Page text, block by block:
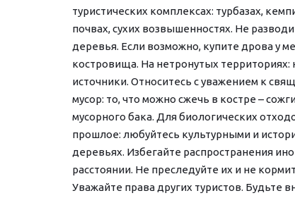
туристических комплексах: турбазах,
почвах, сухих возвышенностях. Не
деревья. Если возможно, купите дрова у
костровища. На нетронутых
источники. Относитесь с уважением к
мусор: то, что можно сжечь в костре –
мусорного бака. Для биологических
прошлое: любуйтесь культурными и
деревьях. Избегайте распространения
расстоянии. Не преследуйте их и не
Уважайте права других туристов. Будьте